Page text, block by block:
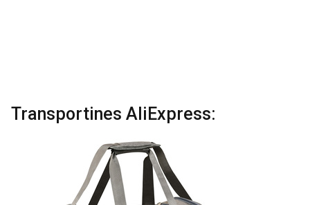
Transportines AliExpress: